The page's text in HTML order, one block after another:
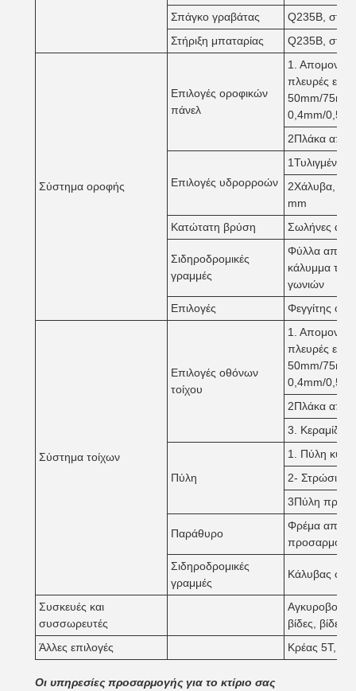
Σπάγκο γραβάτας
Q235B,
Στήριξη μπαταρίας
Q235B,
Σύστημα οροφής
Επιλογές οροφικών
πάνελ
1.
πλευρές
50mm/
0,4mm/
2Πλάκα από
Επιλογές υδρορροών
1Τυλιγμένο
2Χάλυβα,
mm
Κατώτατη βρύση
Σωλήνες
Σιδηροδρομικές
γραμμές
Φύλλα από
κάλυμμα του
γωνιών
Επιλογές
Φεγγίτης
Σύστημα τοίχων
Επιλογές οθόνων
τοίχου
1.
πλευρές
50mm/
0,4mm/
2Πλάκα από
3. Κεραμίδιο
Πύλη
1. Πύλη
2- Στρώσιμη
3Πύλη
Παράθυρο
Φρέμα από
Σιδηροδρομικές
γραμμές
Κάλυβας
Συσκευές και
συσσωρευτές
βίδες, βίδες
Άλλες επιλογές
Κρέας 5T,
Οι υπηρεσίες προσαρμογής για το κτίριο σας